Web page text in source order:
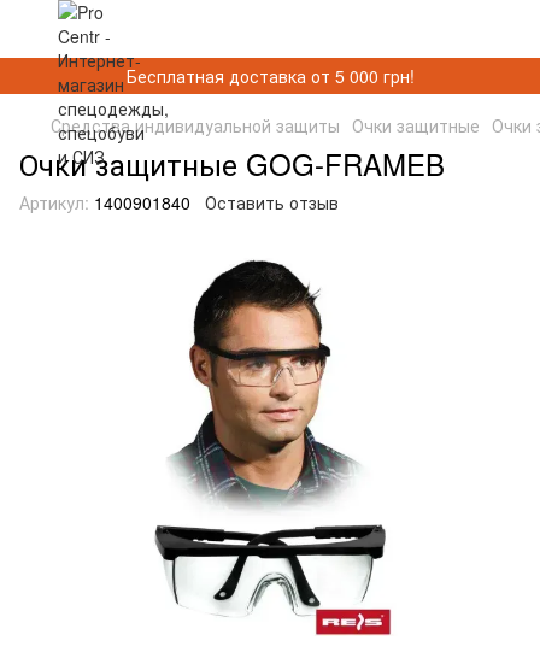
Бесплатная доставка от 5 000 грн!
Средства индивидуальной защиты Очки защитные Очки
Очки защитные GOG-FRAMEB
Артикул: 1400901840 Оставить отзыв